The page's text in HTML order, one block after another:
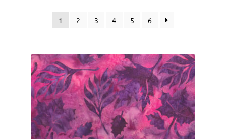
1 2 3 4 5 6